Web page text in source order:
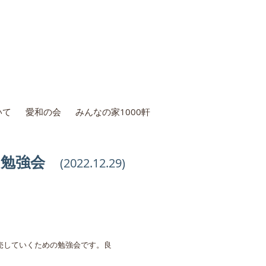
愛和の会 みんなの家1000軒
勉強会 (2022.12.29)
ていくための勉強会です。良